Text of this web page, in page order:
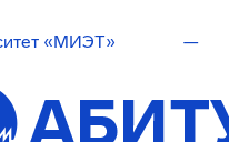
«МИЭТ» —